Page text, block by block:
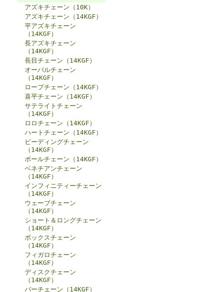
アズキチェーン（10K）
アズキチェーン（14KGF）
平アズキチェーン
（14KGF）
長アズキチェーン
（14KGF）
長目チェーン（14KGF）
オーバルチェーン
（14KGF）
ロープチェーン（14KGF）
喜平チェーン（14KGF）
サテライトチェーン
（14KGF）
ロロチェーン（14KGF）
ハートチェーン（14KGF）
ビーディングチェーン
（14KGF）
ボールチェーン（14KGF）
ベネチアンチェーン
（14KGF）
インフィニティーチェーン
（14KGF）
ウェーブチェーン
（14KGF）
ショート＆ロングチェーン
（14KGF）
ボックスチェーン
（14KGF）
フィガロチェーン
（14KGF）
ディスクチェーン
（14KGF）
バーチェーン（14KGF）